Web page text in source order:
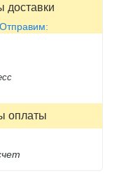
Отправим:
оплаты